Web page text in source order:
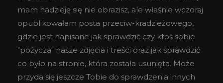
mam nadzieję się nie obrazisz, ale właśnie wczoraj
opublikowałam posta przeciw-kradzieżowego,
gdzie jest napisane jak sprawdzić czy ktoś sobie
"pożycza" nasze zdjęcia i treści oraz jak sprawdzić
co było na stronie, która została usunięta. Może
przyda się jeszcze Tobie do sprawdzenia innych